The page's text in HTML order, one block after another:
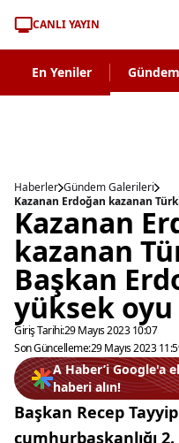
CANLI YAYIN
En Yeniler Gündem
Haberler Gündem Galerileri
Kazanan
kazanan
Başkan
yüksek
Giriş Tarihi:29 Mayıs 2023 10:07
Son Güncelleme:29 Mayıs 2023
A Haber’i Google'a
haberi alın!
Başkan Recep
cumhurbaşkanlığı